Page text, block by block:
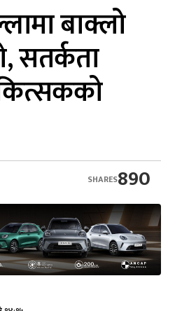
बाक्लो
सतर्कता
890
SHARES